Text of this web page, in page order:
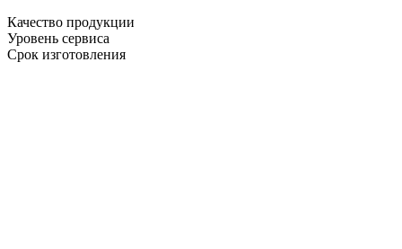
Качество продукции
Уровень сервиса
Срок изготовления